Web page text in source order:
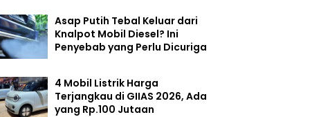
Asap Putih Tebal Keluar dari
Knalpot Mobil Diesel? Ini
Penyebab yang Perlu Dicuriga
4 Mobil Listrik Harga
Terjangkau di GIIAS 2026, Ada
yang Rp.100 Jutaan